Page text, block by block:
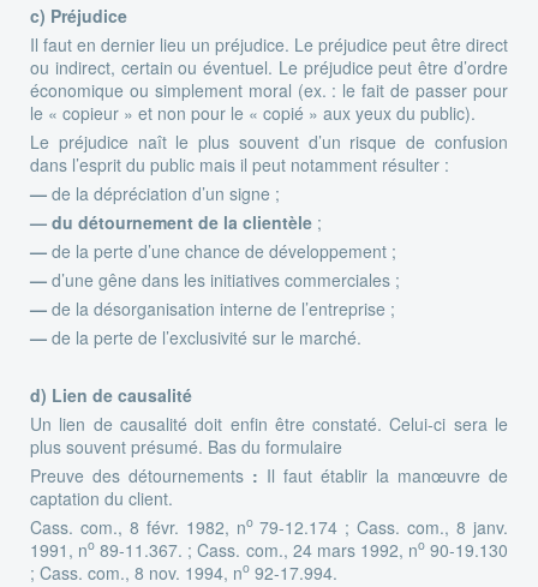
c) Préjudice
Il faut en dernier lieu un préjudice. Le préjudice peut être direct
ou indirect, certain ou éventuel. Le préjudice peut être d’ordre
économique ou simplement moral (ex. : le fait de passer pour
le « copieur » et non pour le « copié » aux yeux du public).
Le préjudice naît le plus souvent d’un risque de confusion
dans l’esprit du public mais il peut notamment résulter :
— de la dépréciation d’un signe ;
— du détournement de la clientèle ;
— de la perte d’une chance de développement ;
— d’une gêne dans les initiatives commerciales ;
— de la désorganisation interne de l’entreprise ;
— de la perte de l’exclusivité sur le marché.
d) Lien de causalité
Un lien de causalité doit enfin être constaté. Celui-ci sera le
plus souvent présumé. Bas du formulaire
Preuve des détournements : Il faut établir la manœuvre de
captation du client.
Cass. com., 8 févr. 1982, no79-12.174 ; Cass. com., 8 janv.
1991, no 89-11.367. ; Cass. com., 24 mars 1992, no90-19.130
; Cass. com., 8 nov. 1994, no 92-17.994.